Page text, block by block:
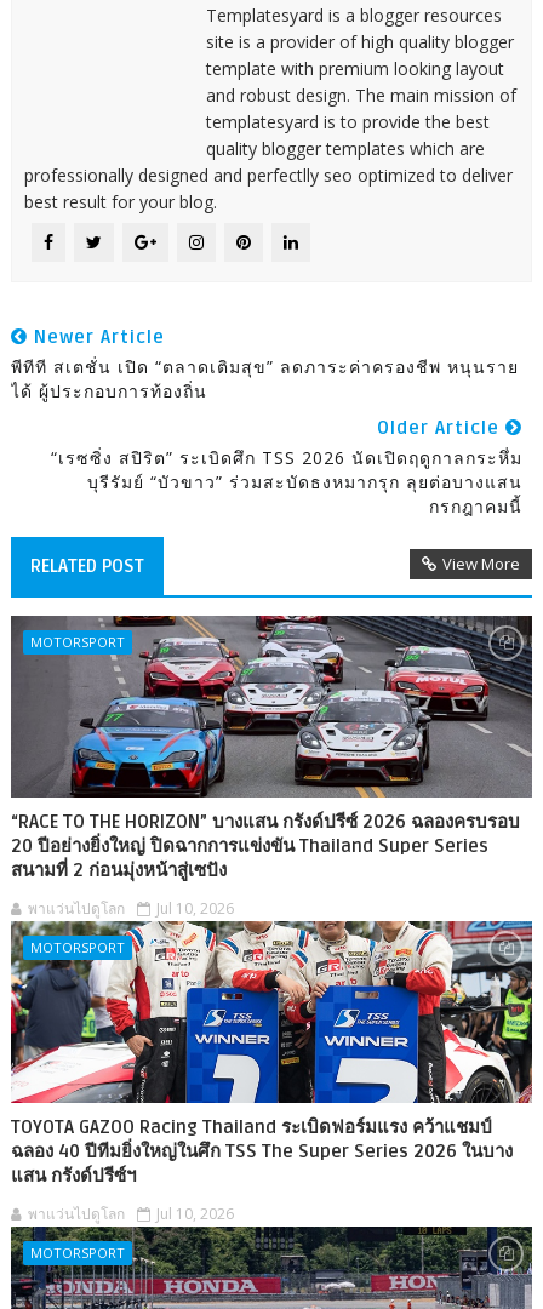
Templatesyard is a blogger resources
site is a provider of high quality blogger
template with premium looking layout
and robust design. The main mission of
templatesyard is to provide the best
quality blogger templates which are
professionally designed and perfectlly seo optimized to deliver
best result for your blog.
Newer Article
พีทีที สเตชั่น เปิด “ตลาดเติมสุข” ลดภาระค่าครองชีพ หนุนราย
ได้ ผู้ประกอบการท้องถิ่น
Older Article
“เรซซิ่ง สปิริต” ระเบิดศึก TSS 2026 นัดเปิดฤดูกาลกระหึ่ม
บุรีรัมย์ “บัวขาว” ร่วมสะบัดธงหมากรุก ลุยต่อบางแสน
กรกฎาคมนี้
RELATED POST View More
MOTORSPORT
“RACE TO THE HORIZON” บางแสน กรังด์ปรีซ์ 2026 ฉลองครบรอบ
20 ปีอย่างยิ่งใหญ่ ปิดฉากการแข่งขัน Thailand Super Series
สนามที่ 2 ก่อนมุ่งหน้าสู่เซปัง
พาแว่นไปดูโลก Jul 10, 2026
MOTORSPORT
TOYOTA GAZOO Racing Thailand ระเบิดฟอร์มแรง คว้าแชมป์
ฉลอง 40 ปีทีมยิ่งใหญ่ในศึก TSS The Super Series 2026 ในบาง
แสน กรังด์ปรีซ์ฯ
พาแว่นไปดูโลก Jul 10, 2026
MOTORSPORT